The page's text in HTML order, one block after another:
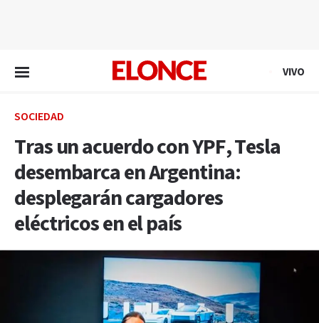
VIVO
SOCIEDAD
Tras un acuerdo con YPF, Tesla
desembarca en Argentina:
desplegarán cargadores
eléctricos en el país